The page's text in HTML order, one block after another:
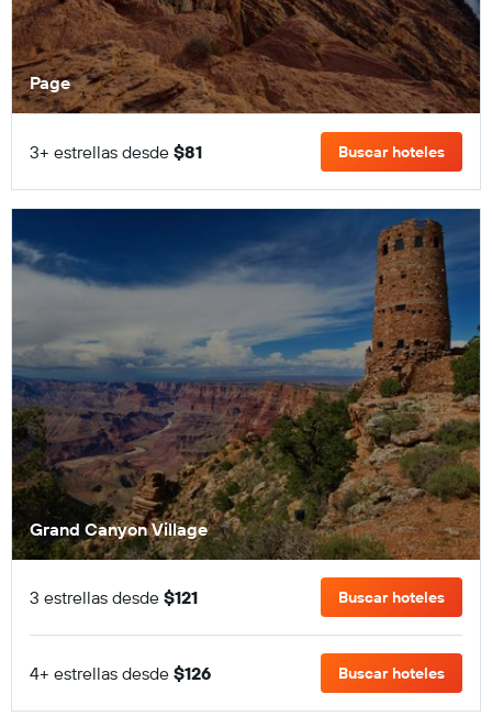
Page
3+ estrellas desde $81 Buscar hoteles
Grand Canyon Village
3 estrellas desde $121 Buscar hoteles
4+ estrellas desde $126 Buscar hoteles